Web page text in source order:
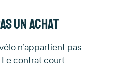
un achat
n’appartient pas
Le contrat court